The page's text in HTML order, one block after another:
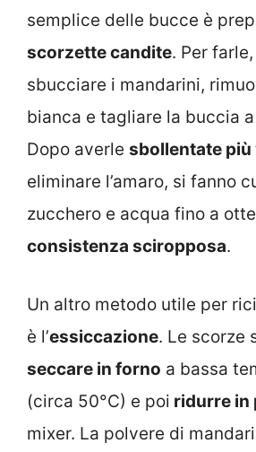
semplice delle bucce è
scorzette candite. Per
sbucciare i mandarini,
bianca e tagliare la buccia
Dopo averle sbollentate più
eliminare l’amaro, si fanno
zucchero e acqua fino a
consistenza sciropposa.
Un altro metodo utile per
è l’essiccazione. Le scorze
seccare in forno a bassa
(circa 50°C) e poi ridurre in
mixer. La polvere di